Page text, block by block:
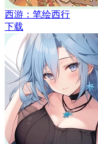
西游：笔绘西行
下载